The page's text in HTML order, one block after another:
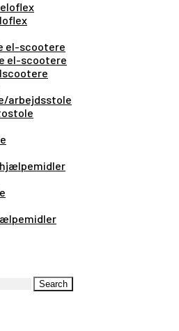
el-scootere
el-scootere
arbejdsstole
Search